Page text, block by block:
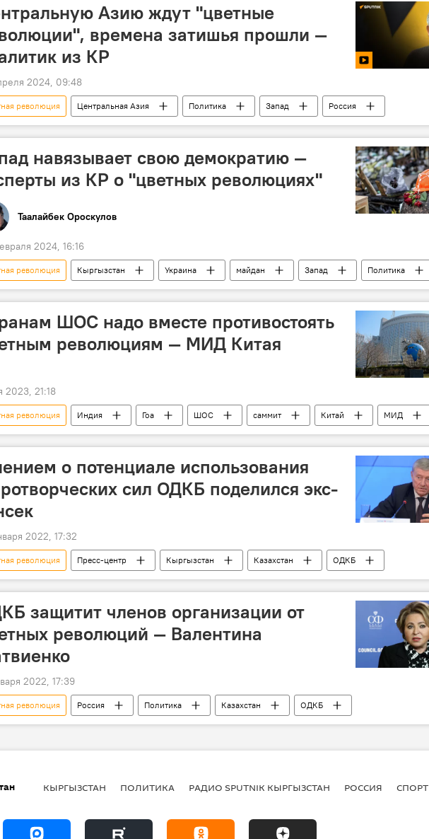
Азию ждут "цветные
времена затишья прошли —
из КР
2024, 09:48
революция Центральная Азия Политика Запад
Россия
прогноз видео
навязывает свою демократию —
из КР о "цветных революциях"
Таалайбек Ороскулов
2024, 16:16
революция Кыргызстан Украина майдан Запад
Политика
ШОС надо вместе противостоять
революциям — МИД Китая
2023, 21:18
революция Индия Гоа ШОС саммит Китай МИД
о потенциале использования
сил ОДКБ поделился экс-
2022, 17:32
революция Пресс-центр Кыргызстан Казахстан
ОДКБ
Бордюжа
противодействие видеомост
защитит членов организации от
революций — Валентина
2022, 17:39
революция Россия Политика Казахстан
ОДКБ
Матвиенко
помощь
КЫРГЫЗСТАН ПОЛИТИКА РАДИО SPUTNIK КЫРГЫЗСТАН РОССИЯ СПОРТ